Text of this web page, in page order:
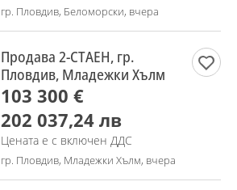
гр. Пловдив, Беломорски, вчера
Продава 2-СТАЕН, гр.
Пловдив, Младежки Хълм
103 300 €
202 037,24 лв
Цената е с включен ДДС
гр. Пловдив, Младежки Хълм, вчера